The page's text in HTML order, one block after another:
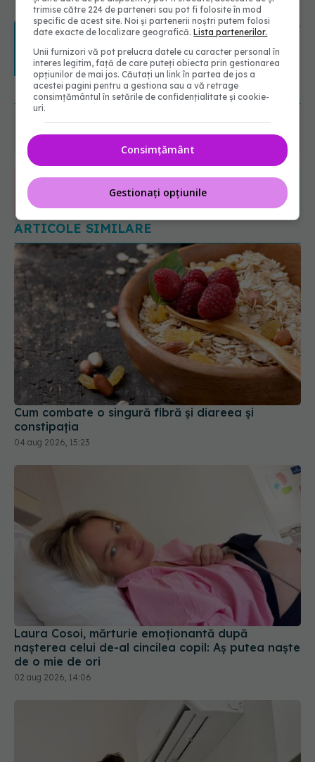
Transpirații nocturne: semnul ignorat
care poate ascunde probleme
serioase de sănătate
08.08.2026, 20:00
URMĂREȘTE-NE ȘI PE:
6560
URMĂRITORI URMĂRITORI
ARTICOLE SIMILARE
Cum combate o singură fibră și diareea și
constipația
04 aug 2026, 15:23
Laura Cosoi, mărturie emoționantă după
nașterea celui de-al cincilea copil: Aș putea naște
de o mie de ori
02 aug 2026, 14:06
trimise către 224 de parteneri sau pot fi folosite în mod
specific de acest site. Noi și partenerii noștri putem folosi
date exacte de localizare geografică.Lista partenerilor.
Unii furnizori vă pot prelucra datele cu caracter personal în
interes legitim, față de care puteți obiecta prin gestionarea
opțiunilor de mai jos. Căutați un link în partea de jos a
acestei pagini pentru a gestiona sau a vă retrage
consimțământul în setările de confidențialitate și cookie-
uri.
Consimțământ
Gestionați opțiunile